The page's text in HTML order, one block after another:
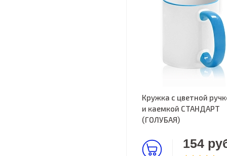
Кружка с цветной
и каемкой СТАНДАРТ
(ГОЛУБАЯ)
154